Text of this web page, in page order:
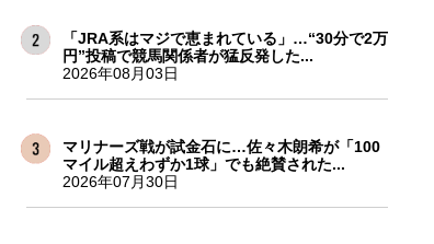
「JRA系はマジで恵まれている」…“30分で2万
円”投稿で競馬関係者が猛反発した...
2026年08月03日
マリナーズ戦が試金石に…佐々木朗希が「100
マイル超えわずか1球」でも絶賛された...
2026年07月30日